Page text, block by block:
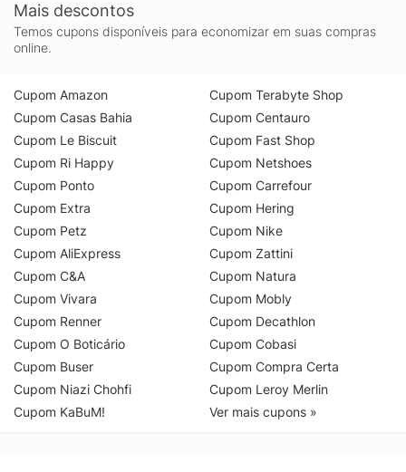
Mais descontos
Temos cupons disponíveis para economizar em suas compras
online.
Cupom Amazon
Cupom Casas Bahia
Cupom Le Biscuit
Cupom Ri Happy
Cupom Ponto
Cupom Extra
Cupom Petz
Cupom AliExpress
Cupom C&A
Cupom Vivara
Cupom Renner
Cupom O Boticário
Cupom Buser
Cupom Niazi Chohfi
Cupom KaBuM!
Cupom Terabyte Shop
Cupom Centauro
Cupom Fast Shop
Cupom Netshoes
Cupom Carrefour
Cupom Hering
Cupom Nike
Cupom Zattini
Cupom Natura
Cupom Mobly
Cupom Decathlon
Cupom Cobasi
Cupom Compra Certa
Cupom Leroy Merlin
Ver mais cupons »